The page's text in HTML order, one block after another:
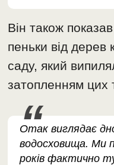
Він також
пеньки від дерев
саду, який
затопленням цих
Отак виглядає
водосховища. Ми
років фактично